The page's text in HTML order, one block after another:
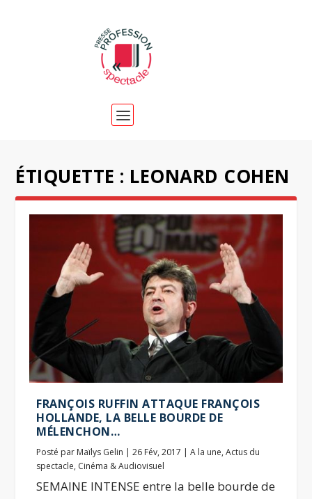
ÉTIQUETTE : LEONARD COHEN
FRANÇOIS RUFFIN ATTAQUE FRANÇOIS
HOLLANDE, LA BELLE BOURDE DE
MÉLENCHON…
Posté par Maïlys Gelin |26 Fév, 2017 |A la une,Actus du
spectacle, Cinéma & Audiovisuel
SEMAINE INTENSE entre la belle bourde de